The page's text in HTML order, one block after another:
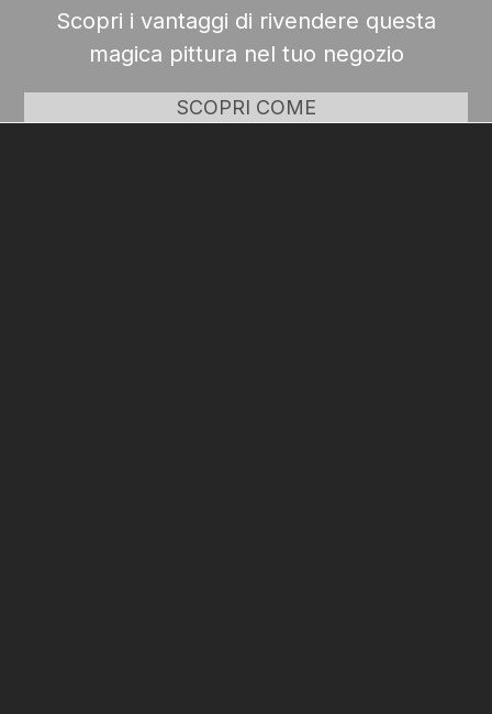
Scopri i vantaggi di rivendere questa
magica pittura nel tuo negozio
SCOPRI COME